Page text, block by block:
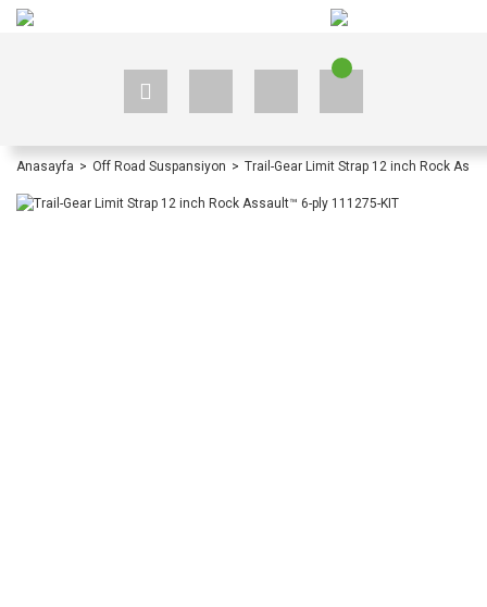
Anasayfa Off Road Suspansiyon Trail-Gear Limit Strap 12 inch Rock